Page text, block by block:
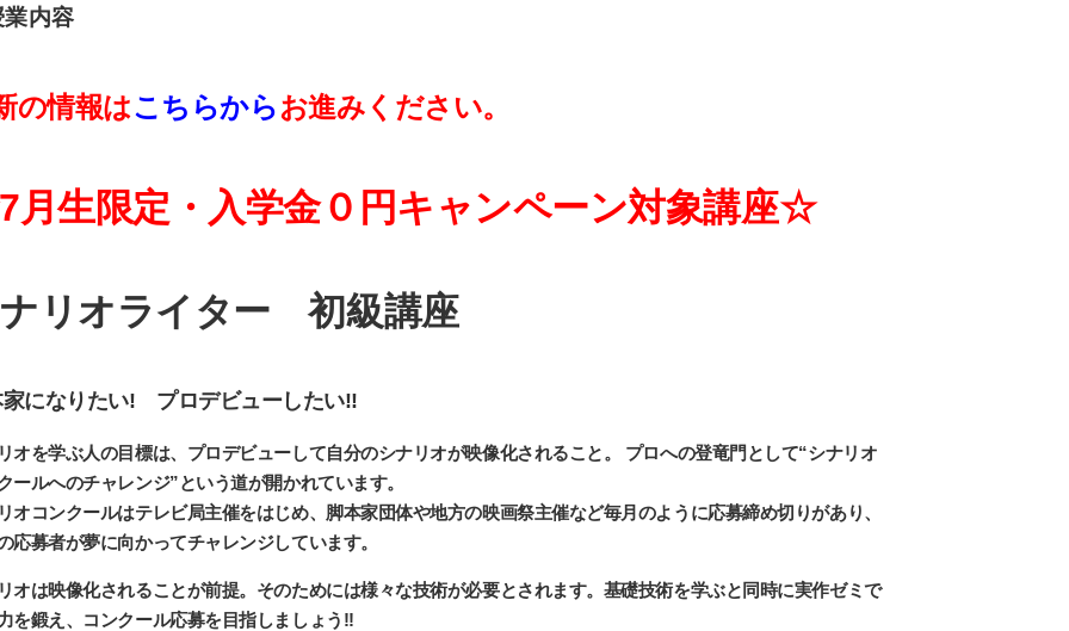
業内容
の情報はこちらからお進みください。
生限定・入学金０円キャンペーン対象講座☆
リオライター 初級講座
家になりたい! プロデビューしたい!!
オを学ぶ人の目標は、プロデビューして自分のシナリオが映像化されること。 プロへの登竜門として“シナリオ
ールへのチャレンジ”という道が開かれています。
オコンクールはテレビ局主催をはじめ、脚本家団体や地方の映画祭主催など毎月のように応募締め切りがあり、
応募者が夢に向かってチャレンジしています。
オは映像化されることが前提。そのためには様々な技術が必要とされます。基礎技術を学ぶと同時に実作ゼミで
を鍛え、コンクール応募を目指しましょう!!